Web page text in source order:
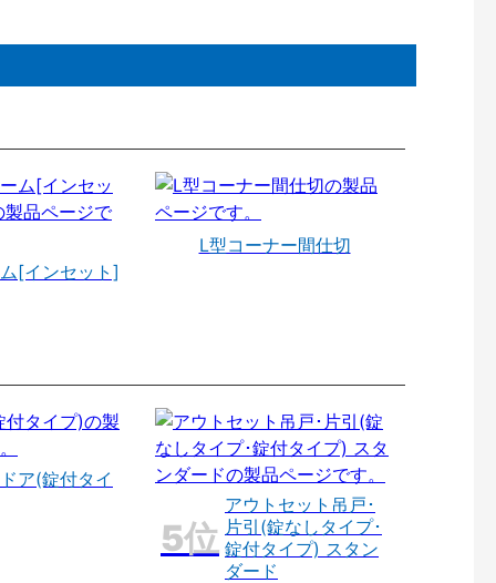
[インセット]
L型コーナー間仕切
ア(錠付タイ
アウトセット吊戸･
片引(錠なしタイプ･
錠付タイプ) スタン
ダード